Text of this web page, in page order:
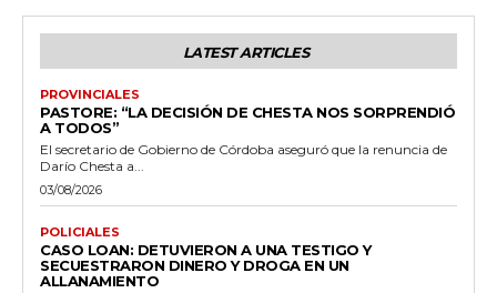
LATEST ARTICLES
PROVINCIALES
PASTORE: “LA DECISIÓN DE CHESTA NOS SORPRENDIÓ
A TODOS”
El secretario de Gobierno de Córdoba aseguró que la renuncia de
Darío Chesta a...
03/08/2026
POLICIALES
CASO LOAN: DETUVIERON A UNA TESTIGO Y
SECUESTRARON DINERO Y DROGA EN UN
ALLANAMIENTO